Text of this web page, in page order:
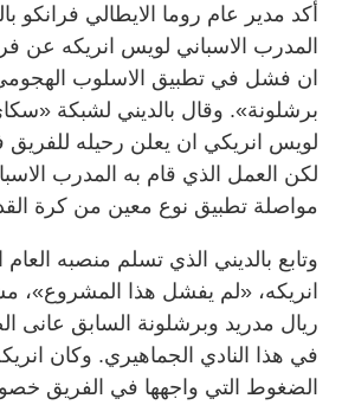
أكد مدير عام روما الايطالي فرانكو
المدرب الاسباني لويس انريكه عن
ان فشل في تطبيق الاسلوب
برشلونة». وقال بالديني لشبكة
لويس انريكي ان يعلن رحيله
لكن العمل الذي قام به المدرب
مواصلة تطبيق نوع معين من كرة
وتابع بالديني الذي تسلم منصبه
انريكه، «لم يفشل هذا المشروع»،
ريال مدريد وبرشلونة السابق عانى
في هذا النادي الجماهيري. وكان
الضغوط التي واجهها في الفريق